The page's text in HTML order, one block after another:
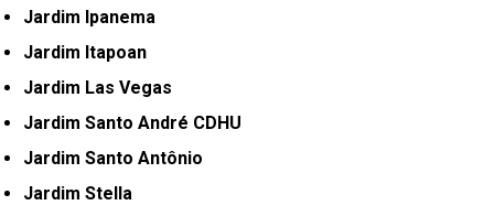
Jardim Ipanema
Jardim Itapoan
Jardim Las Vegas
Jardim Santo André CDHU
Jardim Santo Antônio
Jardim Stella